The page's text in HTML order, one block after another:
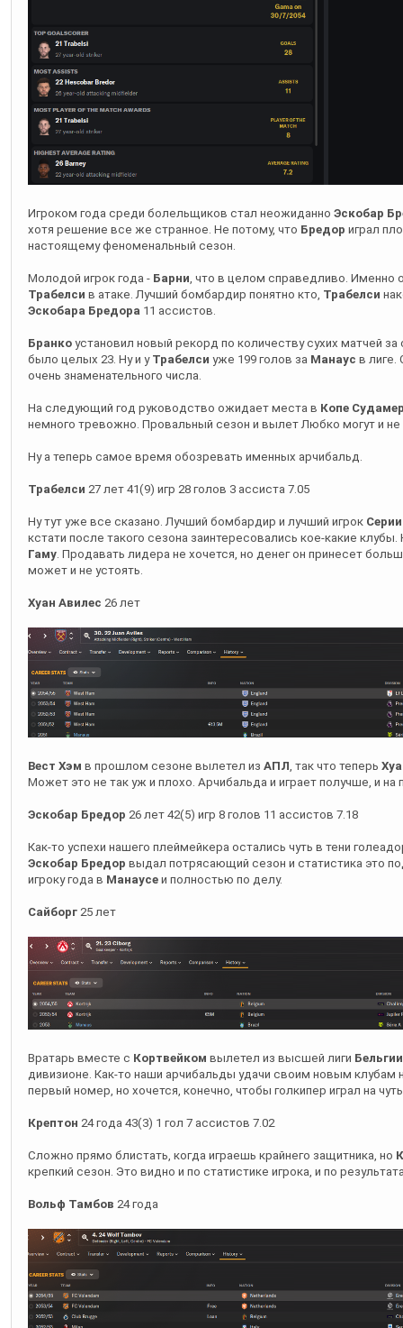
Игроком года среди болельщиков стал неожиданно Эскобар
хотя решение все же странное. Не потому, что Бредор играл
настоящему феноменальный сезон.
Молодой игрок года - Барни , что в целом справедливо.
Трабелси в атаке. Лучший бомбардир понятно кто, Трабелси
Эскобара Бредора 11 ассистов.
Бранко установил новый рекорд по количеству сухих матчей за
было целых 23. Ну и у Трабелси уже 199 голов за Манаус в лиге.
очень знаменательного числа.
На следующий год руководство ожидает места в Копе
немного тревожно. Провальный сезон и вылет Любко могут и не
Ну а теперь самое время обозревать именных арчибальд.
Трабелси 27 лет 41(9) игр 28 голов 3 ассиста 7.05
Ну тут уже все сказано. Лучший бомбардир и лучший игрок
кстати после такого сезона заинтересовались кое-какие
Гаму . Продавать лидера не хочется, но денег он принесет
может и не устоять.
Хуан Авилес 26 лет
Вест Хэм в прошлом сезоне вылетел из АПЛ, так что теперь
Может это не так уж и плохо. Арчибальда и играет получше, и
Эскобар Бредор 26 лет 42(5) игр 8 голов 11 ассистов 7.18
Как-то успехи нашего плеймейкера остались чуть в тени
Эскобар Бредор выдал потрясающий сезон и статистика это
игроку года в Манаусе и полностью по делу.
Сайборг 25 лет
Вратарь вместе с Кортвейком вылетел из высшей лиги Бельгии
дивизионе. Как-то наши арчибальды удачи своим новым клубам
первый номер, но хочется, конечно, чтобы голкипер играл на
Крептон 24 года 43(3) 1 гол 7 ассистов 7.02
Сложно прямо блистать, когда играешь крайнего защитника, но
крепкий сезон. Это видно и по статистике игрока, и по
Вольф Тамбов 24 года